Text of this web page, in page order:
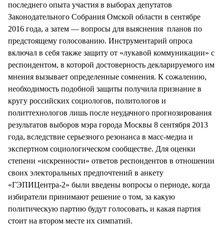
последнего опыта участия в выборах депутатов
Законодательного Собрания Омской области в сентябре
2016 года, а затем — вопросы для выяснения планов по
предстоящему голосованию. Инструментарий опроса
включал в себя также защиту от «лукавой коммуникации» с
респондентом, в которой достоверность декларируемого им
мнения вызывает определенные сомнения. К сожалению,
необходимость подобной защиты получила признание в
кругу российских социологов, политологов и
политтехнологов лишь после неудачного прогнозирования
результатов выборов мэра города Москвы 8 сентября 2013
года, вследствие серьезного резонанса в масс-медиа и
экспертном социологическом сообществе. Для оценки
степени «искренности» ответов респондентов в отношении
своих электоральных предпочтений в анкету
«ГЭПИЦентра-2» были введены вопросы о периоде, когда
избиратели принимают решение о том, за какую
политическую партию будут голосовать, и какая партия
стоит на втором месте их симпатий.